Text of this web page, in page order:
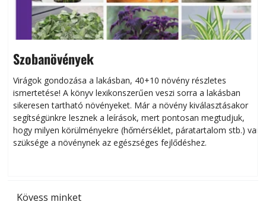
Szobanövények
Virágok gondozása a lakásban, 40+10 növény részletes
ismertetése! A könyv lexikonszerűen veszi sorra a lakásban
sikeresen tart­ha­tó növényeket. Már a növény kiválasztásakor
segítségünkre lesznek a leírások, mert pontosan megtudjuk,
hogy milyen körülményekre (hőmérséklet, páratartalom stb.) van
szüksége a növénynek az egészséges fejlődéshez.
Kövess minket